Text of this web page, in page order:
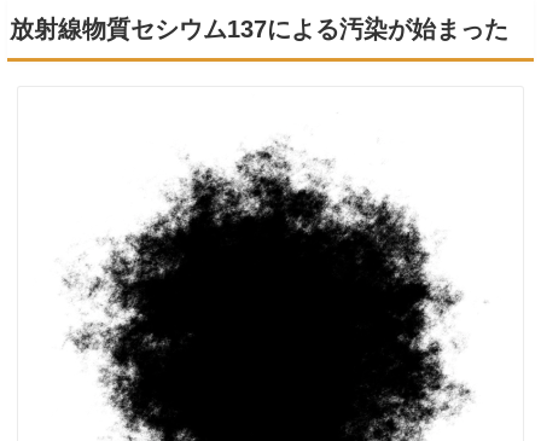
放射線物質セシウム137による汚染が始まった